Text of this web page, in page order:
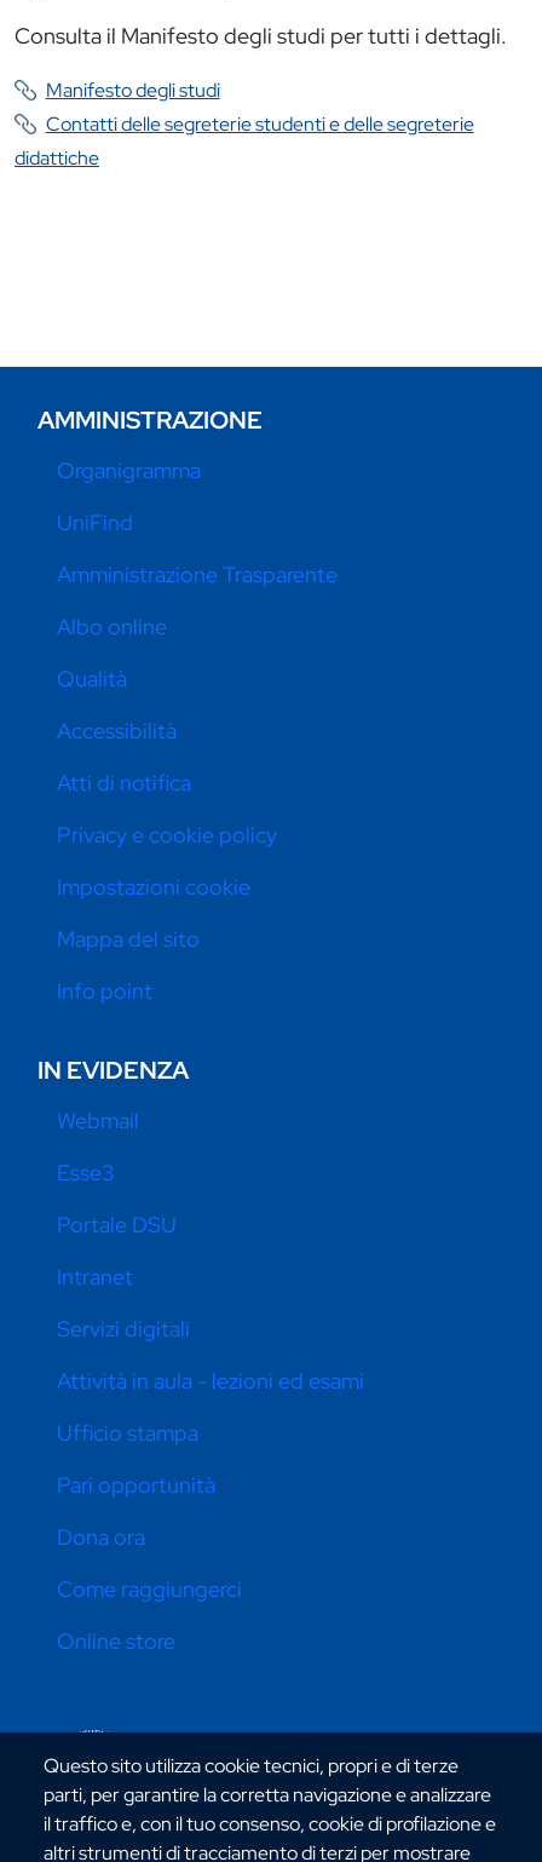
Consulta il Manifesto degli studi per tutti i dettagli.
Manifesto degli studi
Contatti delle segreterie studenti e delle segreterie
didattiche
Questo sito utilizza cookie tecnici, propri e di terze
parti, per garantire la corretta navigazione e analizzare
il traffico e, con il tuo consenso, cookie di profilazione e
altri strumenti di tracciamento di terzi per mostrare
CONTATTI ATENEO
AMMINISTRAZIONE
Organigramma
UniFind
Amministrazione Trasparente
Albo online
Qualità
Accessibilità
Atti di notifica
Privacy e cookie policy
Impostazioni cookie
Mappa del sito
Info point
IN EVIDENZA
Webmail
Esse3
Portale DSU
Intranet
Servizi digitali
Attività in aula - lezioni ed esami
Ufficio stampa
Pari opportunità
Dona ora
Come raggiungerci
Online store